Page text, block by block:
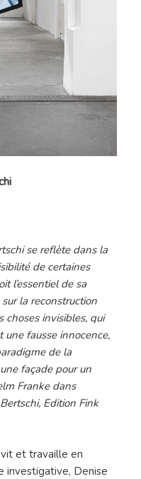
se reflète dans la
de certaines
l’essentiel de sa
la reconstruction
choses invisibles, qui
une fausse innocence,
de la
façade pour un
Franke dans
Edition Fink
et travaille en
investigative, Denise